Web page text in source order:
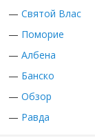
— Святой Влас
— Поморие
— Албена
— Банско
— Обзор
— Равда